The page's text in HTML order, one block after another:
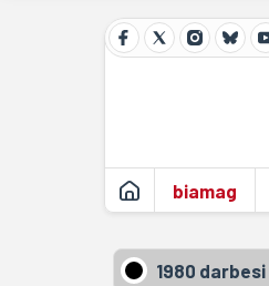
biamag
1980 darbesi